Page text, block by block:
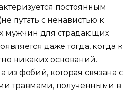
постоянным
путать с ненавистью к
мужчин для страдающих
даже тогда, когда к
никаких оснований.
фобий, которая связана с
травмами, полученными в